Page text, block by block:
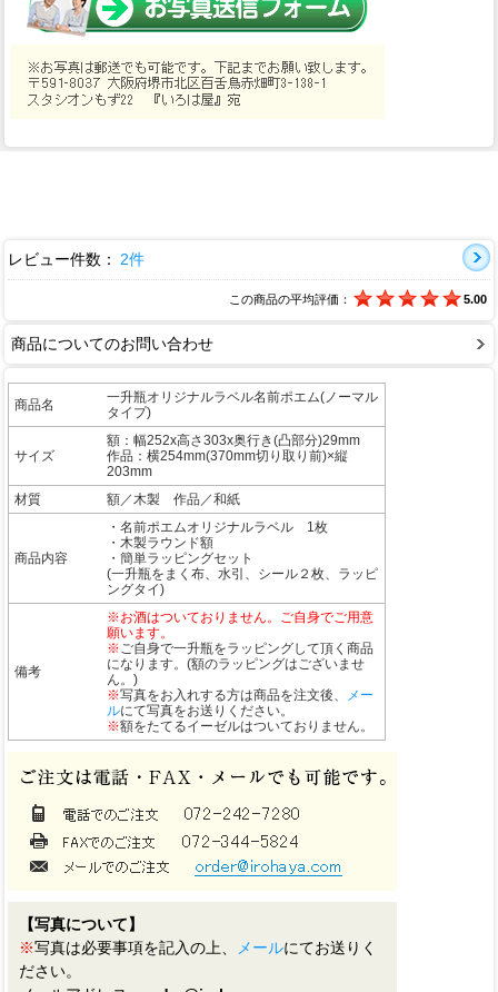
レビュー件数： 2件
この商品の平均評価： 5.00
商品についてのお問い合わせ
商品名
一升瓶オリジナルラベル名前ポエム(ノーマル
タイプ)
サイズ
額：幅252x高さ303x奥行き(凸部分)29mm
作品：横254mm(370mm切り取り前)×縦
203mm
材質
額／木製 作品／和紙
商品内容
・名前ポエムオリジナルラベル 1枚
・木製ラウンド額
・簡単ラッピングセット
(一升瓶をまく布、水引、シール２枚、ラッピ
ングタイ)
備考
※お酒はついておりません。ご自身でご用意
願います。
※ご自身で一升瓶をラッピングして頂く商品
になります。(額のラッピングはございませ
ん。)
※写真をお入れする方は商品を注文後、
メー
ルにて写真をお送りください。
※額をたてるイーゼルはついておりません。
【写真について】
※写真は必要事項を記入の上、 メールにてお送りく
ださい。